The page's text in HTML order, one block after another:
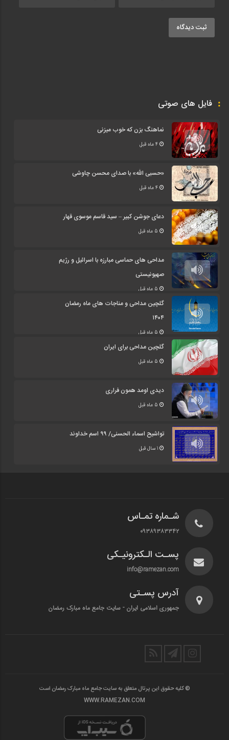
ثبت دیدگاه
فایل های صوتی
نماهنگ بزن که خوب میزنی
4 ماه قبل
«حسبی الله» با صدای محسن چاوشی
4 ماه قبل
دعای جوشن کبیر – سید قاسم موسوی قهار
مداحی های حماسی مبارزه با اسرائیل و رژیم
صهیونیستی
گلچین مداحی و مناجات های ماه رمضان
۱۴۰۴
گلچین مداحی برای ایران
دیدی اومد همون فراری
تواشیح اسماء الحسنی/ ۹۹ اسم خداوند
1 سال قبل
شـماره تمـاس
۰۹۳۸۹۳۸۳۳۴۲
پسـت الـکترونیـکی
info@ramezan.com
آدرس پسـتی
جمهوری اسلامی ایران - سایت جامع ماه مبارک رمضان
© کلیه حقوق این پرتال متعلق به سایت جامع ماه مبارک رمضان است
WWW.RAMEZAN.COM